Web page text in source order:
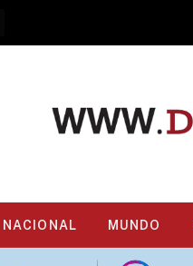
NACIONAL MUNDO